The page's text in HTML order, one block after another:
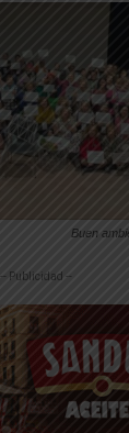
Buen
-- Publicidad --